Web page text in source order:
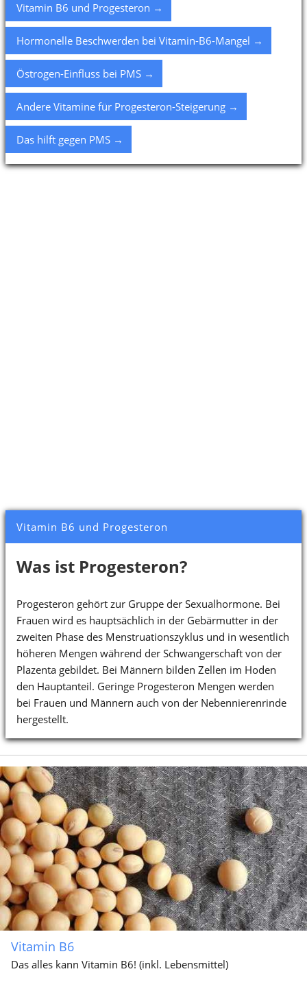
Vitamin B6 und Progesteron →
Hormonelle Beschwerden bei Vitamin-B6-Mangel →
Östrogen-Einfluss bei PMS →
Andere Vitamine für Progesteron-Steigerung →
Das hilft gegen PMS →
Vitamin B6 und Progesteron
Was ist Progesteron?
Progesteron gehört zur Gruppe der Sexualhormone. Bei
Frauen wird es hauptsächlich in der Gebärmutter in der
zweiten Phase des Menstruationszyklus und in wesentlich
höheren Mengen während der Schwangerschaft von der
Plazenta gebildet. Bei Männern bilden Zellen im Hoden
den Hauptanteil. Geringe Progesteron Mengen werden
bei Frauen und Männern auch von der Nebennierenrinde
hergestellt.
Vitamin B6
Das alles kann Vitamin B6! (inkl. Lebensmittel)